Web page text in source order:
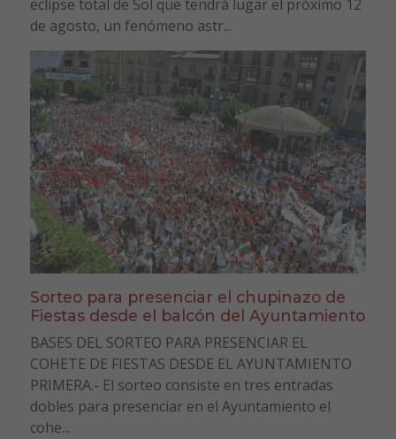
eclipse total de Sol que tendrá lugar el próximo 12
de agosto, un fenómeno astr...
Sorteo para presenciar el chupinazo de
Fiestas desde el balcón del Ayuntamiento
BASES DEL SORTEO PARA PRESENCIAR EL
COHETE DE FIESTAS DESDE EL AYUNTAMIENTO
PRIMERA.- El sorteo consiste en tres entradas
dobles para presenciar en el Ayuntamiento el
cohe...